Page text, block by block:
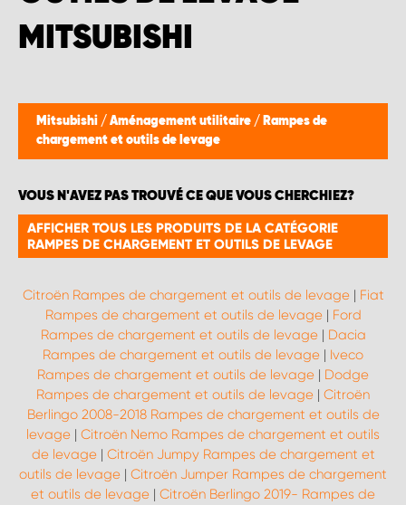
MITSUBISHI
Mitsubishi / Aménagement utilitaire / Rampes de
chargement et outils de levage
VOUS N'AVEZ PAS TROUVÉ CE QUE VOUS CHERCHIEZ?
AFFICHER TOUS LES PRODUITS DE LA CATÉGORIE
RAMPES DE CHARGEMENT ET OUTILS DE LEVAGE
Citroën Rampes de chargement et outils de levage| Fiat
Rampes de chargement et outils de levage| Ford
Rampes de chargement et outils de levage| Dacia
Rampes de chargement et outils de levage | Iveco
Rampes de chargement et outils de levage | Dodge
Rampes de chargement et outils de levage | Citroën
Berlingo 2008-2018 Rampes de chargement et outils de
levage | Citroën Nemo Rampes de chargement et outils
de levage| Citroën Jumpy Rampes de chargement et
outils de levage | Citroën Jumper Rampes de chargement
et outils de levage | Citroën Berlingo 2019- Rampes de
WORK SYSTEM BRUXELLES
WORK SYSTEM NAMUR
WORK SYSTEM WEST BY PRO-VAN